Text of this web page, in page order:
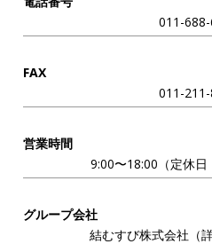
011-
FAX
011-
営業時間
9:00〜18:00（定休日
グループ会社
結むすび株式会社（